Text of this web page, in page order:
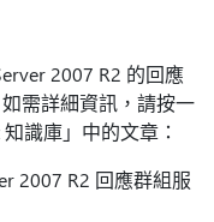
2007 R2 的回應
需詳細資訊，請按一
識庫」中的文章：
2007 R2 回應群組服